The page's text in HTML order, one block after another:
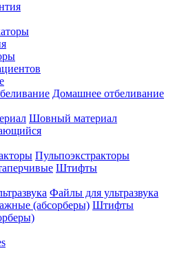
Домашнее отбеливание
Шовный материал
Пульпоэкстракторы
Штифты
Файлы для ультразвука
Штифты